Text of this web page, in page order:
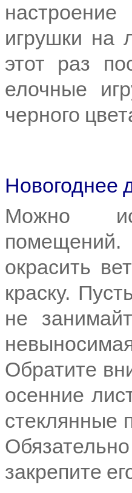
игрушки на
этот раз
елочные
черного
Новогоднее
Можно
окрасить
краску.
не
Обратите
осенние
стеклянные
закрепите